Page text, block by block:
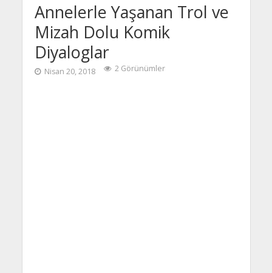
Annelerle Yaşanan Trol ve
Mizah Dolu Komik
Diyaloglar
Nisan 20, 2018 2 Görünümler